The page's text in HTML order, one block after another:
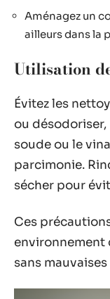
Aménagez un
ailleurs dans la
Utilisation
Évitez les
ou
soude ou le
parcimonie.
sécher pour
Ces
environnement
sans